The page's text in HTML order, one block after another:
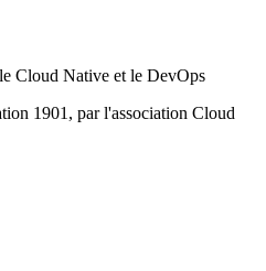
Cloud Native et le DevOps
1901, par l'association Cloud